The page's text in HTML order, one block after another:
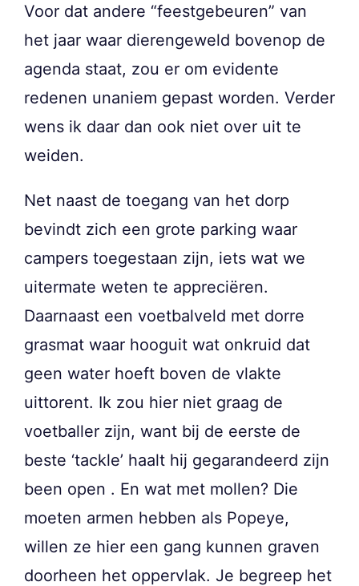
Voor dat andere “feestgebeuren” van
het jaar waar dierengeweld bovenop de
agenda staat, zou er om evidente
redenen unaniem gepast worden. Verder
wens ik daar dan ook niet over uit te
weiden.
Net naast de toegang van het dorp
bevindt zich een grote parking waar
campers toegestaan zijn, iets wat we
uitermate weten te appreciëren.
Daarnaast een voetbalveld met dorre
grasmat waar hooguit wat onkruid dat
geen water hoeft boven de vlakte
uittorent. Ik zou hier niet graag de
voetballer zijn, want bij de eerste de
beste ‘tackle’ haalt hij gegarandeerd zijn
been open . En wat met mollen? Die
moeten armen hebben als Popeye,
willen ze hier een gang kunnen graven
doorheen het oppervlak. Je begreep het